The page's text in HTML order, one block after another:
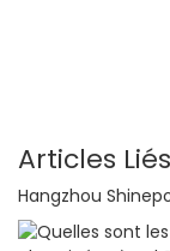
Articles Liés
Hangzhou